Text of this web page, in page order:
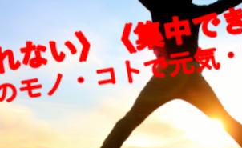
Menu
nagareyama-pj2
広報・PR 石井貴美子